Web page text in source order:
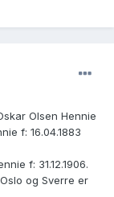
Olsen Hennie
f: 16.04.1883
f: 31.12.1906.
og Sverre er